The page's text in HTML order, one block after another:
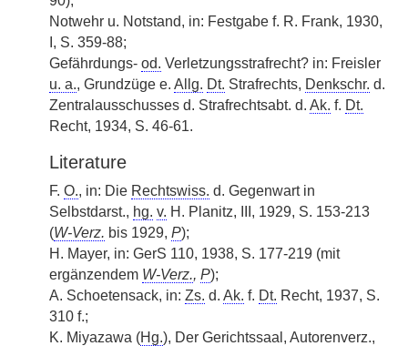
Notwehr u. Notstand, in: Festgabe f. R. Frank, 1930,
I, S. 359-88;
Gefährdungs- od. Verletzungsstrafrecht? in: Freisler
u. a., Grundzüge e. Allg. Dt. Strafrechts, Denkschr. d.
Zentralausschusses d. Strafrechtsabt. d. Ak. f. Dt.
Recht, 1934, S. 46-61.
Literature
F. O., in: Die Rechtswiss. d. Gegenwart in
Selbstdarst., hg. v. H. Planitz, III, 1929, S. 153-213
(W-Verz. bis 1929, P);
H. Mayer, in: GerS 110, 1938, S. 177-219 (mit
ergänzendem W-Verz., P);
A. Schoetensack, in: Zs. d. Ak. f. Dt. Recht, 1937, S.
310 f.;
K. Miyazawa (Hg.), Der Gerichtssaal, Autorenverz.,